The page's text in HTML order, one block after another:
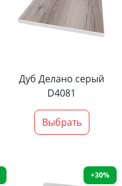
Дуб Делано серый
D4081
Выбрать
+30%